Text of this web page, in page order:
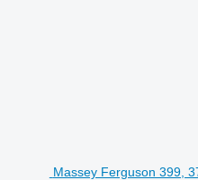
Massey Ferguson 399,